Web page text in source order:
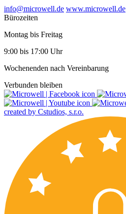
info@microwell.de www.microwell.de
Bürozeiten
Montag bis Freitag
9:00 bis 17:00 Uhr
Wochenenden nach Vereinbarung
Verbunden bleiben
created by Cstudios, s.r.o.